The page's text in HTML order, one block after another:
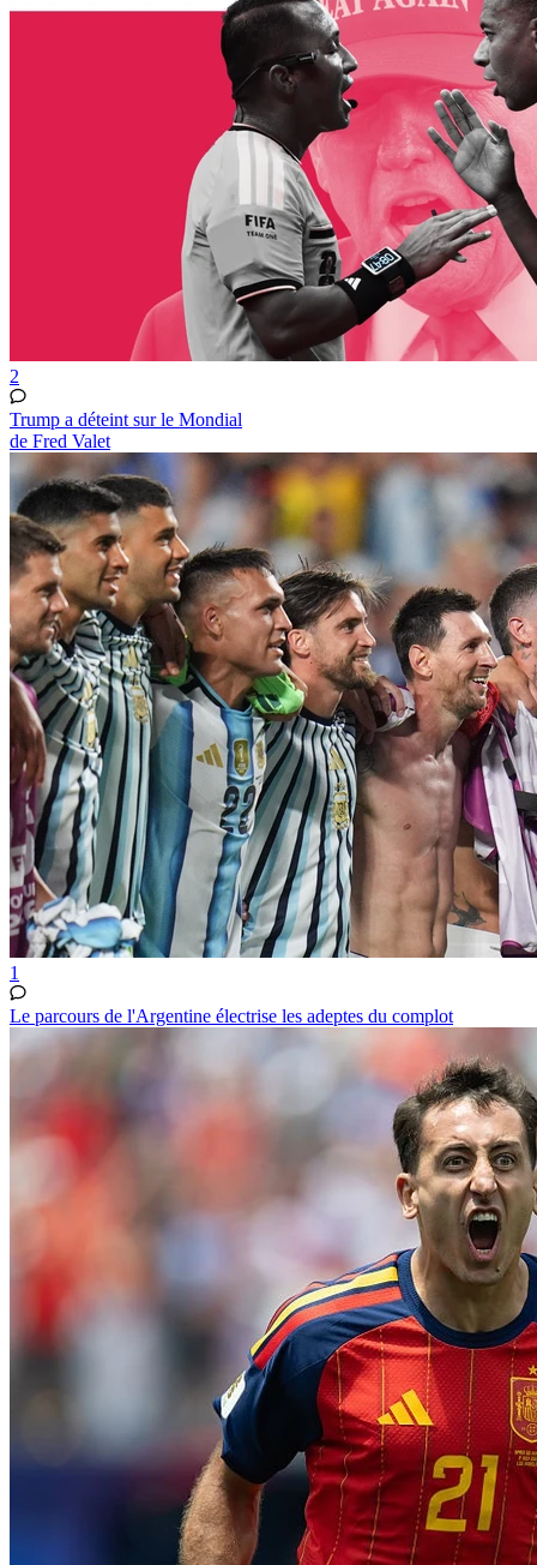
2
Trump a déteint sur le Mondial
de Fred Valet
1
Le parcours de l'Argentine électrise les adeptes du complot